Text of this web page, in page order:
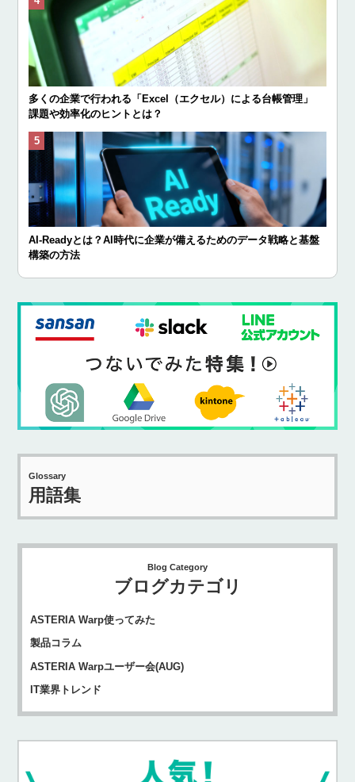
多くの企業で行われる「Excel（エクセル）による台帳管理」
課題や効率化のヒントとは？
AI-Readyとは？AI時代に企業が備えるためのデータ戦略と基盤
構築の方法
Glossary
用語集
Blog Category
ブログカテゴリ
ASTERIA Warp使ってみた
製品コラム
ASTERIA Warpユーザー会(AUG)
IT業界トレンド